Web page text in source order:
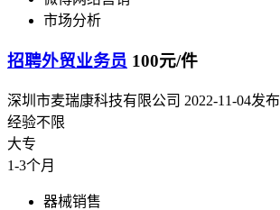
市场分析
招聘外贸业务员 100元/件
深圳市麦瑞康科技有限公司 2022-11-04发布
经验不限
大专
1-3个月
器械销售